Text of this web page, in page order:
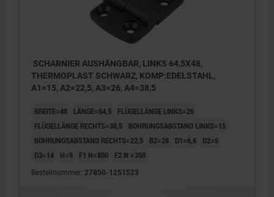
SCHARNIER AUSHÄNGBAR, LINKS 64,5X48,
THERMOPLAST SCHWARZ, KOMP:EDELSTAHL,
A1=15, A2=22,5, A3=26, A4=38,5
BREITE=48 LÄNGE=64,5
FLÜGELLÄNGE LINKS=26
FLÜGELLÄNGE RECHTS=38,5
BOHRUNGSABSTAND LINKS=15
BOHRUNGSABSTAND RECHTS=22,5
B2=28 D1=6,6
D2=6
D3=14
H=9 F1 N=800 F2 N =350
Bestellnummer: 27850-1251523